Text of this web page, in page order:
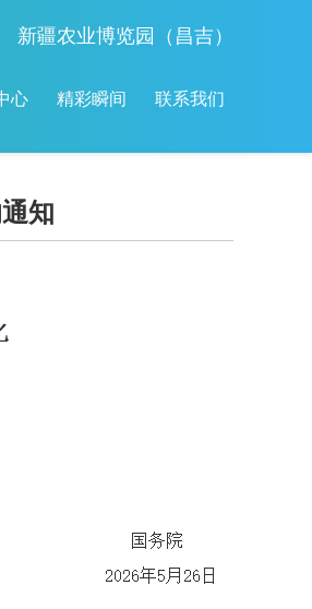
疆农业博览园（昌吉）
心 精彩瞬间 联系我们
知